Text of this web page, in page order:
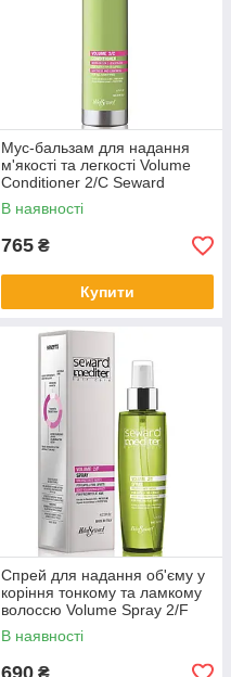
Мус-бальзам для надання
м'якості та легкості Volume
Conditioner 2/C Seward
Mediter
В наявності
765 ₴
Купити
Спрей для надання об'єму у
коріння тонкому та ламкому
волоссю Volume Spray 2/F
Seward Mediter
В наявності